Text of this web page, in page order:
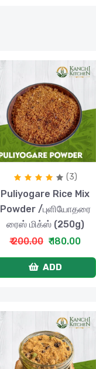
(3)
Puliyogare Rice Mix
Powder /புளியோதரை
ரைஸ் மிக்ஸ் (250g)
₹ 200.00 ₹ 180.00
ADD